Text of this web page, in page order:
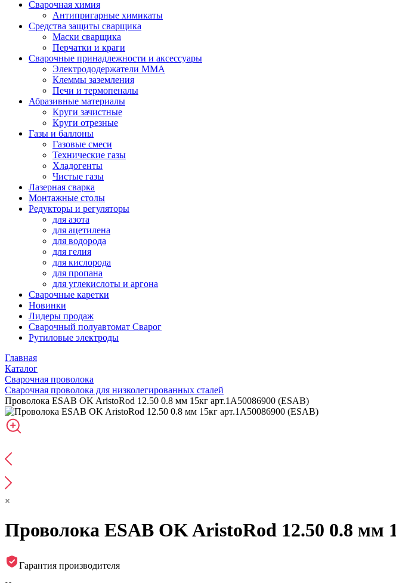
Сварочная химия
Антипригарные химикаты
Средства защиты сварщика
Маски сварщика
Перчатки и краги
Сварочные принадлежности и аксессуары
Электрододержатели MMA
Клеммы заземления
Печи и термопеналы
Абразивные материалы
Круги зачистные
Круги отрезные
Газы и баллоны
Газовые смеси
Технические газы
Хладогенты
Чистые газы
Лазерная сварка
Монтажные столы
Редукторы и регуляторы
для азота
для ацетилена
для водорода
для гелия
для кислорода
для пропана
для углекислоты и аргона
Сварочные каретки
Новинки
Лидеры продаж
Сварочный полуавтомат Сварог
Рутиловые электроды
Главная
Каталог
Сварочная проволока
Сварочная проволока для низколегированных сталей
Проволока ESAB OK AristoRod 12.50 0.8 мм 15кг арт.1A50086900 (ESAB)
×
Проволока ESAB OK AristoRod 12.50 0.8 мм
Гарантия производителя